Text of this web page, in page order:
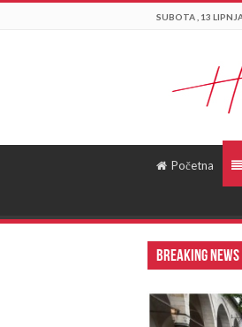
SUBOTA , 13
Početna
Breaking News